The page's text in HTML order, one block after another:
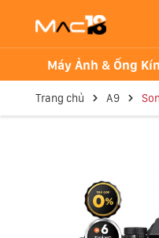
Máy Ảnh & Ống
Trang chủ A9